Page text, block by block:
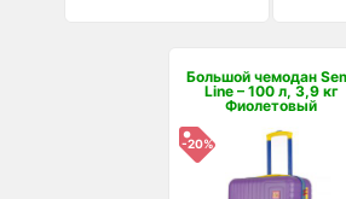
Большой чемодан
Line – 100 л, 3,9 кг
Фиолетовый
-20%